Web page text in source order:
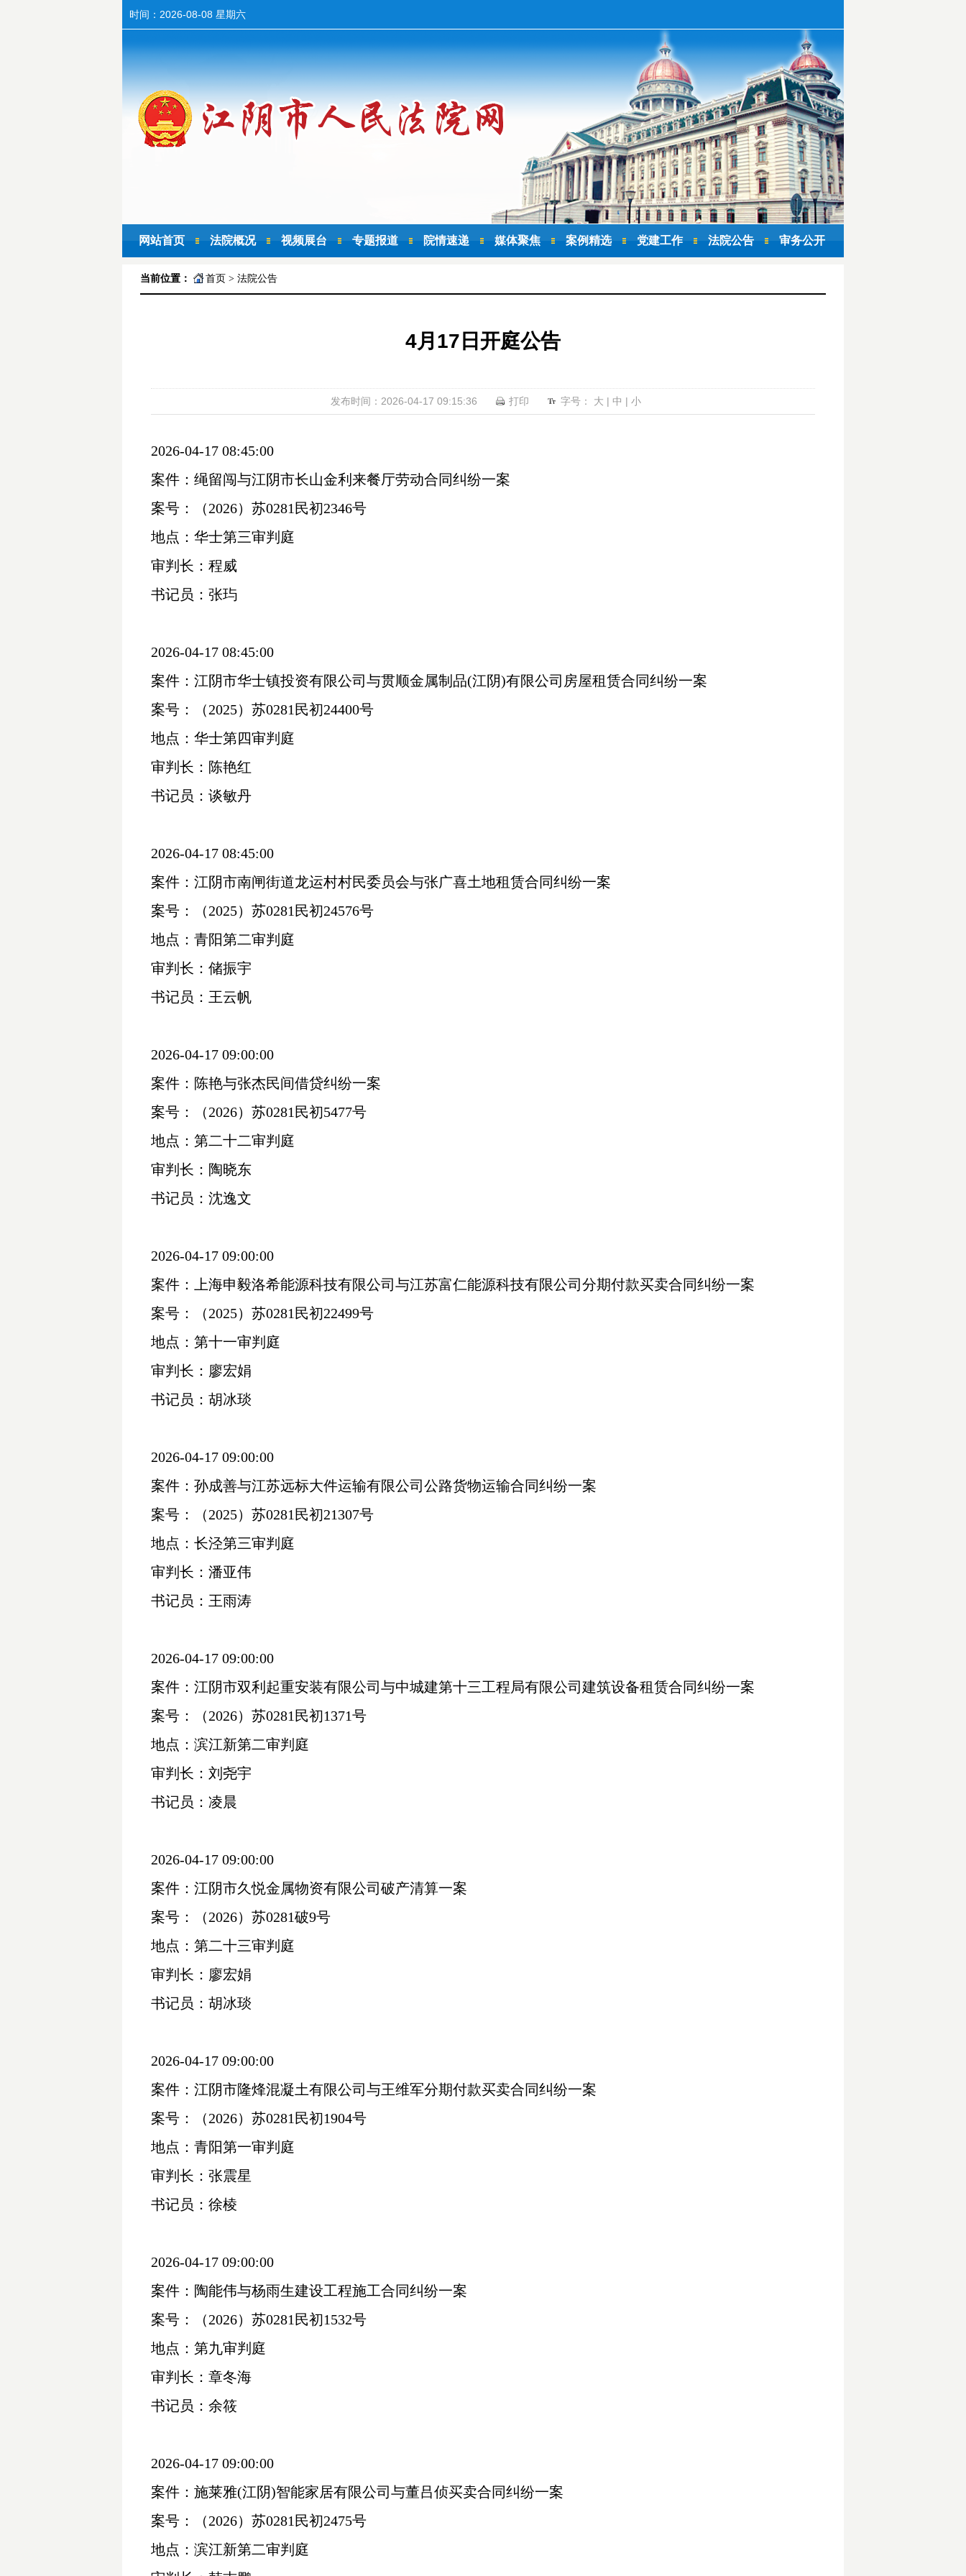
时间： 2026-08-08 星期六
网站首页 法院概况 视频展台 专题报道 院情速递 媒体聚焦 案例精选 党建工作 法院公告 审务公开
当前位置： 首页 > 法院公告
4月17日开庭公告
发布时间：2026-04-17 09:15:36 打印 字号： 大 | 中 | 小
2026-04-17 08:45:00
案件：绳留闯与江阴市长山金利来餐厅劳动合同纠纷一案
案号：（2026）苏0281民初2346号
地点：华士第三审判庭
审判长：程威
书记员：张玙
2026-04-17 08:45:00
案件：江阴市华士镇投资有限公司与贯顺金属制品(江阴)有限公司房屋租赁合同纠纷一案
案号：（2025）苏0281民初24400号
地点：华士第四审判庭
审判长：陈艳红
书记员：谈敏丹
2026-04-17 08:45:00
案件：江阴市南闸街道龙运村村民委员会与张广喜土地租赁合同纠纷一案
案号：（2025）苏0281民初24576号
地点：青阳第二审判庭
审判长：储振宇
书记员：王云帆
2026-04-17 09:00:00
案件：陈艳与张杰民间借贷纠纷一案
案号：（2026）苏0281民初5477号
地点：第二十二审判庭
审判长：陶晓东
书记员：沈逸文
2026-04-17 09:00:00
案件：上海申毅洛希能源科技有限公司与江苏富仁能源科技有限公司分期付款买卖合同纠纷一案
案号：（2025）苏0281民初22499号
地点：第十一审判庭
审判长：廖宏娟
书记员：胡冰琰
2026-04-17 09:00:00
案件：孙成善与江苏远标大件运输有限公司公路货物运输合同纠纷一案
案号：（2025）苏0281民初21307号
地点：长泾第三审判庭
审判长：潘亚伟
书记员：王雨涛
2026-04-17 09:00:00
案件：江阴市双利起重安装有限公司与中城建第十三工程局有限公司建筑设备租赁合同纠纷一案
案号：（2026）苏0281民初1371号
地点：滨江新第二审判庭
审判长：刘尧宇
书记员：凌晨
2026-04-17 09:00:00
案件：江阴市久悦金属物资有限公司破产清算一案
案号：（2026）苏0281破9号
地点：第二十三审判庭
审判长：廖宏娟
书记员：胡冰琰
2026-04-17 09:00:00
案件：江阴市隆烽混凝土有限公司与王维军分期付款买卖合同纠纷一案
案号：（2026）苏0281民初1904号
地点：青阳第一审判庭
审判长：张震星
书记员：徐棱
2026-04-17 09:00:00
案件：陶能伟与杨雨生建设工程施工合同纠纷一案
案号：（2026）苏0281民初1532号
地点：第九审判庭
审判长：章冬海
书记员：余筱
2026-04-17 09:00:00
案件：施莱雅(江阴)智能家居有限公司与董吕侦买卖合同纠纷一案
案号：（2026）苏0281民初2475号
地点：滨江新第二审判庭